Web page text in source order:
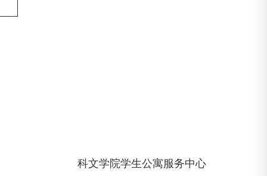
科文学院学生公寓服务中心